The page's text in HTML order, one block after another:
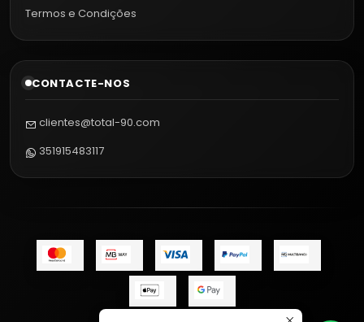
Termos e Condições
CONTACTE-NOS
clientes@total-90.com
351915483117